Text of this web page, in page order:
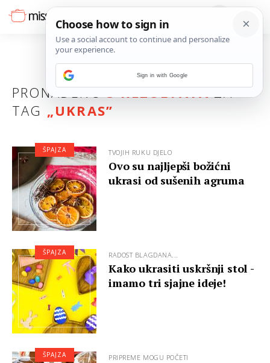
PRONAĐENO3 REZULTATAZA
TAG „UKRAS”
TVOJIH RUKU DJELO
Ovo su najljepši božićni
ukrasi od sušenih agruma
ŠPAJZA
RADOST BLAGDANA...
Kako ukrasiti uskršnji stol -
imamo tri sjajne ideje!
ŠPAJZA
PRIPREME MOGU POČETI
ŠPAJZA
Sign in with Google